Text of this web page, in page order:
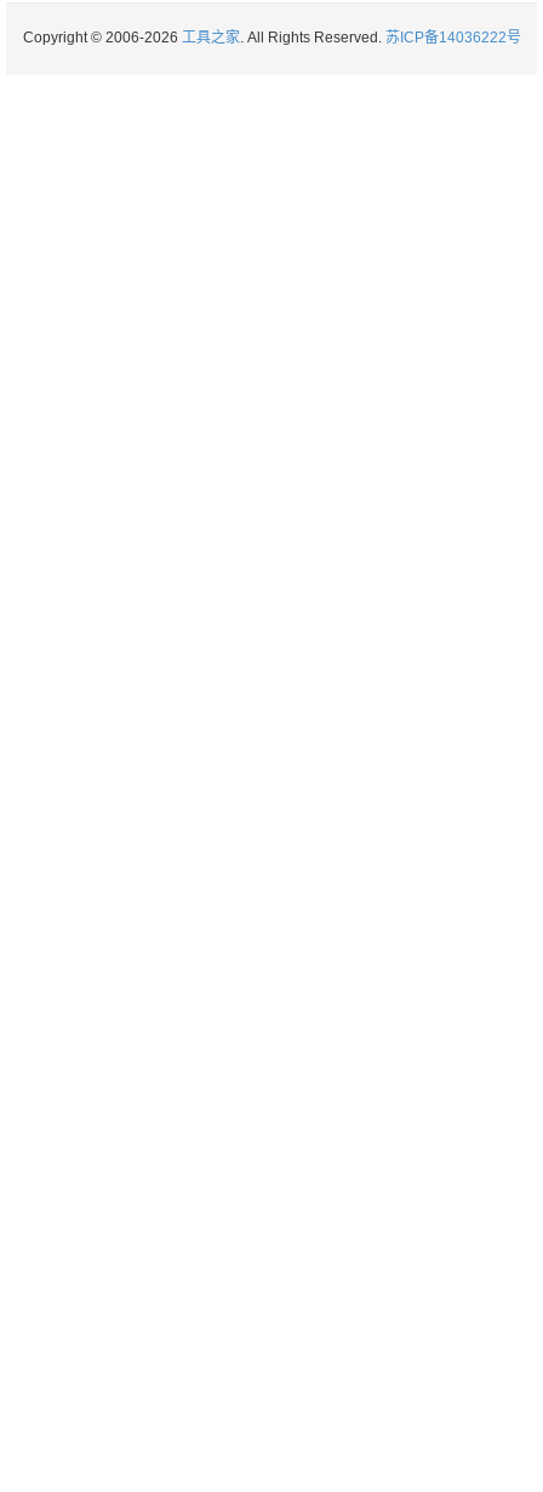
Copyright © 2006-2026 工具之家. All Rights Reserved. 苏ICP备14036222号